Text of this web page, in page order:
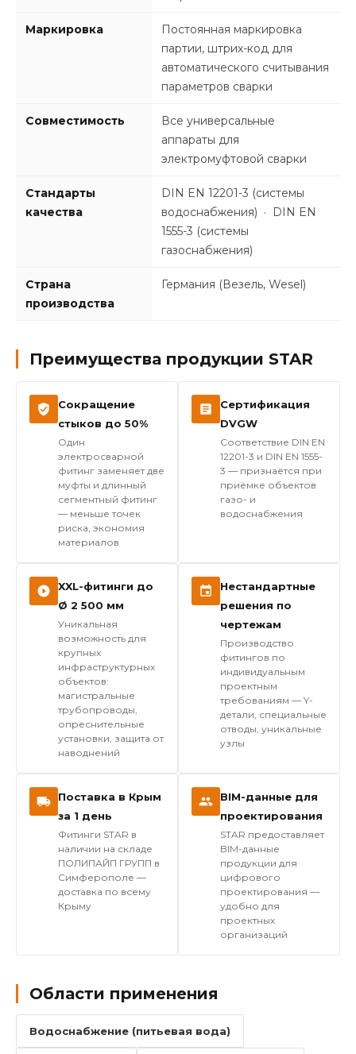
Маркировка
Постоянная маркировка
партии, штрих-код для
автоматического считывания
параметров сварки
Совместимость
Все универсальные
аппараты для
электромуфтовой сварки
Стандарты
качества
DIN EN 12201-3 (системы
водоснабжения) · DIN EN
1555-3 (системы
газоснабжения)
Страна
производства
Германия (Везель, Wesel)
Преимущества продукции STAR
Сокращение
стыков до 50%
Один
электросварной
фитинг заменяет две
муфты и длинный
сегментный фитинг
— меньше точек
риска, экономия
материалов
Сертификация
DVGW
Соответствие DIN EN
12201-3 и DIN EN 1555-
3 — признаётся при
приёмке объектов
газо- и
водоснабжения
XXL-фитинги до
Ø 2 500 мм
Уникальная
возможность для
крупных
инфраструктурных
объектов:
магистральные
трубопроводы,
опреснительные
установки, защита от
наводнений
Нестандартные
решения по
чертежам
Производство
фитингов по
индивидуальным
проектным
требованиям — Y-
детали, специальные
отводы, уникальные
узлы
Поставка в Крым
за 1 день
Фитинги STAR в
наличии на складе
ПОЛИПАЙП ГРУПП в
Симферополе —
доставка по всему
Крыму
BIM-данные для
проектирования
STAR предоставляет
BIM-данные
продукции для
цифрового
проектирования —
удобно для
проектных
организаций
Области применения
Водоснабжение (питьевая вода)